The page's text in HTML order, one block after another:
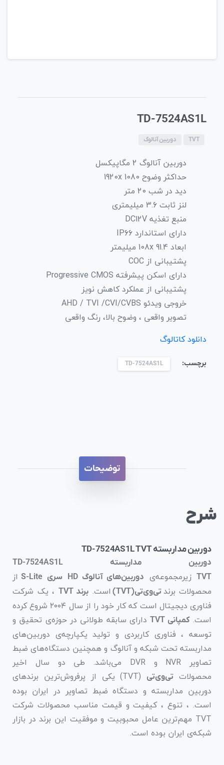
TD-7524AS1L
TVT دوربین آنالوگ
دوربین آنالوگ 2 مگاپیکسل
حداکثر وضوح 1920x 1080
دید در شب 20 متر
لنز ثابت 3.6 میلیمتری
منبع تغذیه DC12V
دارای استاندارد IP66
ابعاد 108x 91.4 میلیمتر
پشتیبانی از COC
دارای اسکن پیشرفته Progressive CMOS
پشتیبانی از عملکرد کاهش نویز
خروجی ویدئو AHD / TVI /CVI/CVBS
تصویر واقعی ، وضوح بالا، رنگ واقعی
دانلود کاتالوگ
برچسب: TD-7524AS1L
توضیحات
شرح
دوربین مداربسته TD-7524AS1L TVT
دوربین مداربسته TD-7524AS1L
TVTزیرمجموعه‌ی دوربین‌های آنالوگ HD سری S-Lite
از
محصولات برند تی‌وی‌تی(TVT) است. برند TVT
، یک شرکت
فناوری دیجیتال است که کار خود را از سال ۲۰۰۴ شروع کرده
است.کمپانی TVT
دارای سابقه طولانی در حوزه‌ی تحقیق و
توسعه ، فناوری کاربردی و تولید یکپارچه‌ی دوربین‌های
مداربسته تحت شبکه و آنالوگ و همچنین دستگاه‌های ضبط
تصاویر NVR و DVR می‌باشد. طی دو سال اخیر
محصولات تی‌وی‌تی
(TVT) یکی از پرفروش‌ترین برندهای
دوربین مداربسته و دستگاه ضبط تصاویر در ایران بوده
است. ، تنوع ، کیفیت و قیمت مناسب محصولات شرکت
TVT مهم‌ترین عامل محبوبیت و موفقیت این برند در بازار
شبکه‌ی ایران بوده است.